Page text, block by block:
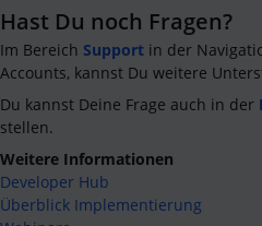
Hast Du noch Fragen?
Im Bereich Support in der
Accounts, kannst Du weitere
Du kannst Deine Frage auch in der
stellen.
Weitere Informationen
Developer Hub
Überblick Implementierung